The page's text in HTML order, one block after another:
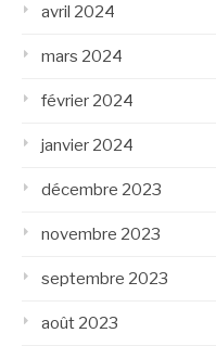
avril 2024
mars 2024
février 2024
janvier 2024
décembre 2023
novembre 2023
septembre 2023
août 2023